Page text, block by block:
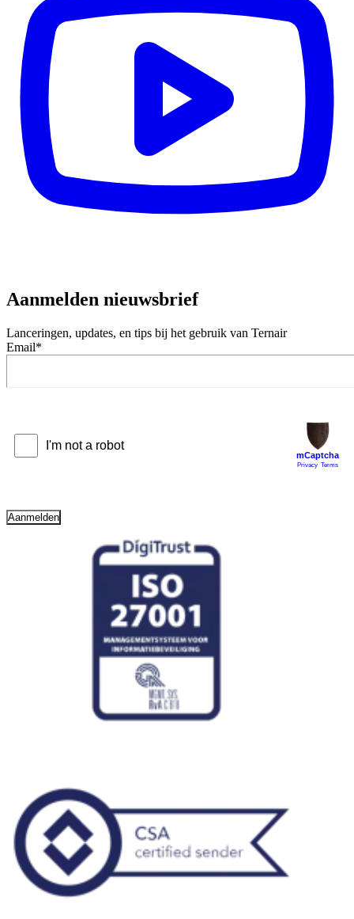
Aanmelden nieuwsbrief
Lanceringen, updates, en tips bij het gebruik van Ternair
Email*
Aanmelden